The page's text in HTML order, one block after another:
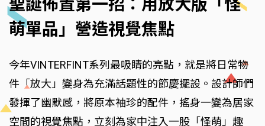
聖誕佈置第一招：用放大版「怪
萌單品」營造視覺焦點
今年VINTERFINT系列最吸睛的亮點，就是將日常物
件「放大」變身為充滿話題性的節慶擺設。設計師們
發揮了幽默感，將原本袖珍的配件，搖身一變為居家
空間的視覺焦點，立刻為家中注入一股「怪萌」趣